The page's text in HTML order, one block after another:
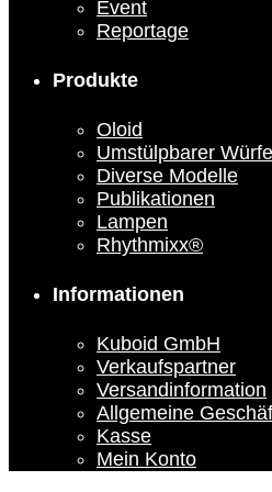
Event
Reportage
Produkte
Oloid
Umstülpbarer
Diverse Modelle
Publikationen
Lampen
Rhythmixx®
Informationen
Kuboid GmbH
Verkaufspartner
Versandinformation
Allgemeine
Kasse
Mein Konto